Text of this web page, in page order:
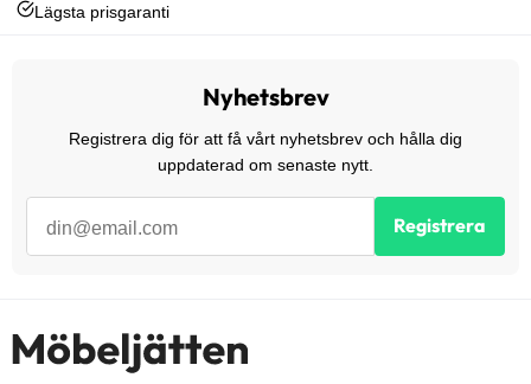
Lägsta prisgaranti
Nyhetsbrev
Registrera dig för att få vårt nyhetsbrev och hålla dig
uppdaterad om senaste nytt.
Registrera